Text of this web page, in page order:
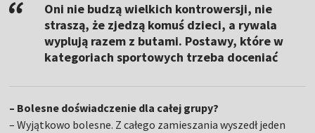
Oni nie budzą wielkich kontrowersji, nie
straszą, że zjedzą komuś dzieci, a rywala
wyplują razem z butami. Postawy, które w
kategoriach sportowych trzeba doceniać
– Bolesne doświadczenie dla całej grupy?
– Wyjątkowo bolesne. Z całego zamieszania wyszedł jeden